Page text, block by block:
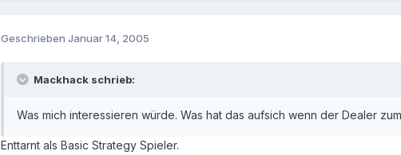
Geschrieben Januar 14, 2005
Mackhack schrieb:
Was mich interessieren würde. Was hat das aufsich wenn der Dealer
Enttarnt als Basic Strategy Spieler.